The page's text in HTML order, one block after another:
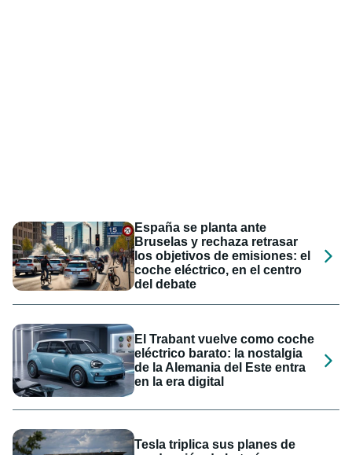
España se planta ante
Bruselas y rechaza retrasar
los objetivos de emisiones: el
coche eléctrico, en el centro
del debate
El Trabant vuelve como coche
eléctrico barato: la nostalgia
de la Alemania del Este entra
en la era digital
Tesla triplica sus planes de